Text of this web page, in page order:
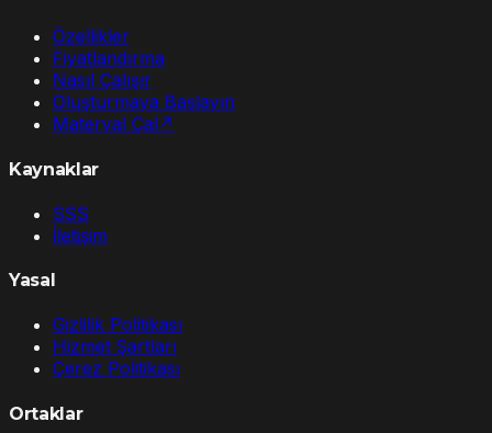
Özellikler
Fiyatlandırma
Nasıl Çalışır
Oluşturmaya Başlayın
Materyal Çal↗
Kaynaklar
SSS
İletişim
Yasal
Gizlilik Politikası
Hizmet Şartları
Çerez Politikası
Ortaklar